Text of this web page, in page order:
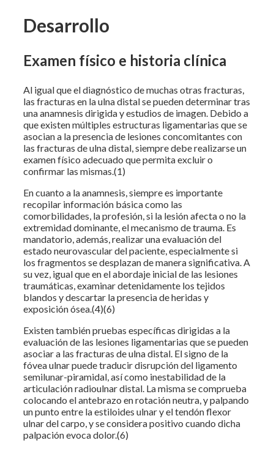
Desarrollo
Examen físico e historia clínica
Al igual que el diagnóstico de muchas otras fracturas,
las fracturas en la ulna distal se pueden determinar tras
una anamnesis dirigida y estudios de imagen. Debido a
que existen múltiples estructuras ligamentarias que se
asocian a la presencia de lesiones concomitantes con
las fracturas de ulna distal, siempre debe realizarse un
examen físico adecuado que permita excluir o
confirmar las mismas.(1)
En cuanto a la anamnesis, siempre es importante
recopilar información básica como las
comorbilidades, la profesión, si la lesión afecta o no la
extremidad dominante, el mecanismo de trauma. Es
mandatorio, además, realizar una evaluación del
estado neurovascular del paciente, especialmente si
los fragmentos se desplazan de manera significativa. A
su vez, igual que en el abordaje inicial de las lesiones
traumáticas, examinar detenidamente los tejidos
blandos y descartar la presencia de heridas y
exposición ósea.(4)(6)
Existen también pruebas específicas dirigidas a la
evaluación de las lesiones ligamentarias que se pueden
asociar a las fracturas de ulna distal. El signo de la
fóvea ulnar puede traducir disrupción del ligamento
semilunar-piramidal, así como inestabilidad de la
articulación radioulnar distal. La misma se comprueba
colocando el antebrazo en rotación neutra, y palpando
un punto entre la estiloides ulnar y el tendón flexor
ulnar del carpo, y se considera positivo cuando dicha
palpación evoca dolor.(6)